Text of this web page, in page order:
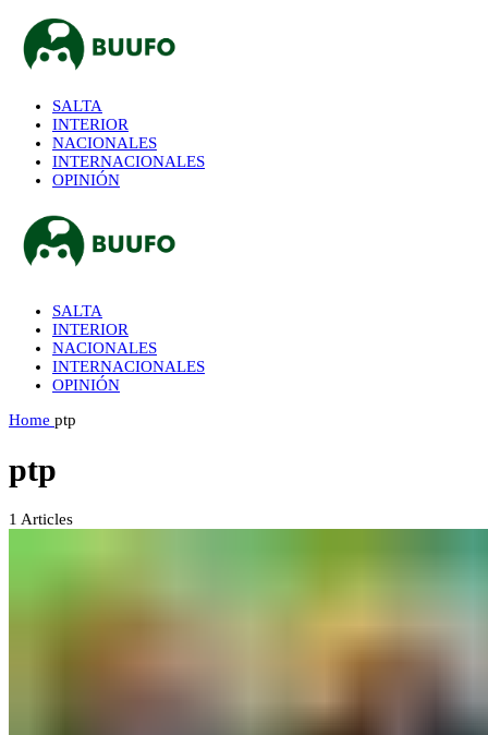
SALTA
INTERIOR
NACIONALES
INTERNACIONALES
OPINIÓN
SALTA
INTERIOR
NACIONALES
INTERNACIONALES
OPINIÓN
Home ptp
ptp
1 Articles